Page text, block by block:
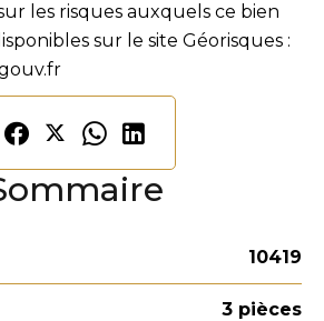
les risques auxquels ce bien
sur le site Géorisques :
10419
3 pièces